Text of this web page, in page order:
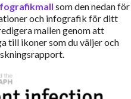
som den nedan för
och infografik för ditt
mallen genom att
till ikoner som du väljer och